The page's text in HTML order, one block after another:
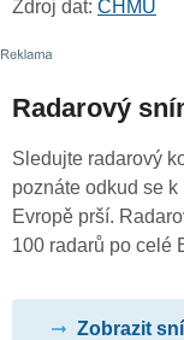
Zdroj dat: ČHMÚ
Radarový
Sledujte radarový
poznáte odkud se
Evropě prší.
100 radarů po celé
Zobrazit